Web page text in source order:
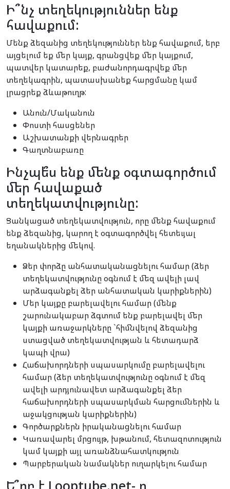
Ի՞նչ տեղեկություններ ենք
հավաքում:
Մենք ձեզանից տեղեկություններ ենք հավաքում, երբ
այցելում եք մեր կայք, գրանցվեք մեր կայքում,
պատվեր կատարեք, բաժանորդագրվեք մեր
տեղեկագրին, պատասխանեք հարցմանը կամ
լրացրեք ձևաթուղթ:
Անուն/Մականուն
Փոստի հասցեներ
Աշխատանքի վերնագրեր
Գաղտնաբառը
Ինչպե՞ս ենք մենք օգտագործում
մեր հավաքած
տեղեկատվությունը:
Ցանկացած տեղեկատվություն, որը մենք հավաքում
ենք ձեզանից, կարող է օգտագործվել հետեւյալ
եղանակներից մեկով.
Ձեր փորձը անհատականացնելու համար (ձեր
տեղեկատվությունը օգնում է մեզ ավելի լավ
արձագանքել ձեր անհատական կարիքներին)
Մեր կայքը բարելավելու համար (մենք
շարունակաբար ձգտում ենք բարելավել մեր
կայքի առաջարկները `հիմնվելով ձեզանից
ստացված տեղեկատվության և հետադարձ
կապի վրա)
Հաճախորդների սպասարկումը բարելավելու
համար (ձեր տեղեկատվությունը օգնում է մեզ
ավելի արդյունավետ արձագանքել ձեր
հաճախորդների սպասարկման հարցումներին և
աջակցության կարիքներին)
Գործարքներն իրականացնելու համար
Կառավարել մրցույթ, խթանում, հետազոտություն
կամ կայքի այլ առանձնահատկություն
Պարբերական նամակներ ուղարկելու համար